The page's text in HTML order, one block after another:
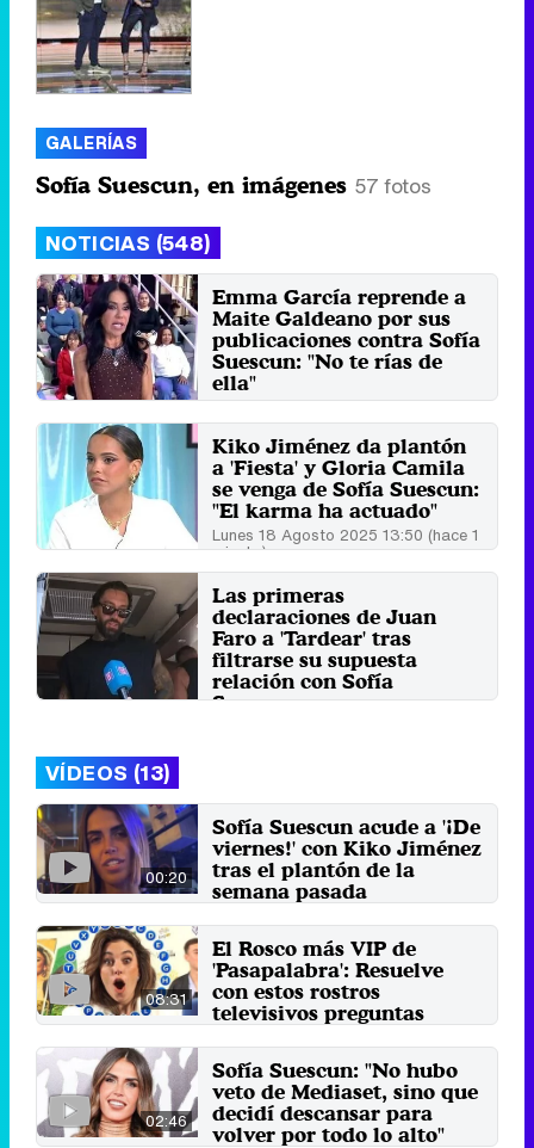
GALERÍAS
Sofía Suescun, en imágenes 57 fotos
NOTICIAS (548)
Emma García reprende a
Maite Galdeano por sus
publicaciones contra Sofía
Suescun: "No te rías de
ella"
Domingo 9 Noviembre 2025 14:14
(hace 1 minuto)
Kiko Jiménez da plantón
a 'Fiesta' y Gloria Camila
se venga de Sofía Suescun:
"El karma ha actuado"
Lunes 18 Agosto 2025 13:50 (hace 1
minuto)
Las primeras
declaraciones de Juan
Faro a 'Tardear' tras
filtrarse su supuesta
relación con Sofía
Suescun
VÍDEOS (13)
00:20
Sofía Suescun acude a '¡De
viernes!' con Kiko Jiménez
tras el plantón de la
semana pasada
08:31
El Rosco más VIP de
'Pasapalabra': Resuelve
con estos rostros
televisivos preguntas
sobre series y programas
24 de mayo 2024
02:46
Sofía Suescun: "No hubo
veto de Mediaset, sino que
decidí descansar para
volver por todo lo alto"